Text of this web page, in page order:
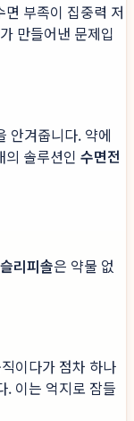
부족이 집중력 저
만들어낸 문제입
안겨줍니다. 약에
솔루션인 수면전
슬리피솔은 약물 없
이다가 점차 하나
. 이는 억지로 잠들